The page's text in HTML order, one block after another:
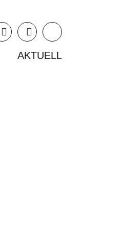
AKTUELL